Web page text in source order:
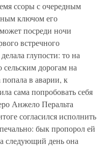
ссоры с очередным
ключом его
посреди ночи
встречного
глупости: то на
сельским дорогам на
попала в аварии, к
сама попробовать себя
Анжело Перальта
согласился исполнить
бык пропорол ей
следующий день она